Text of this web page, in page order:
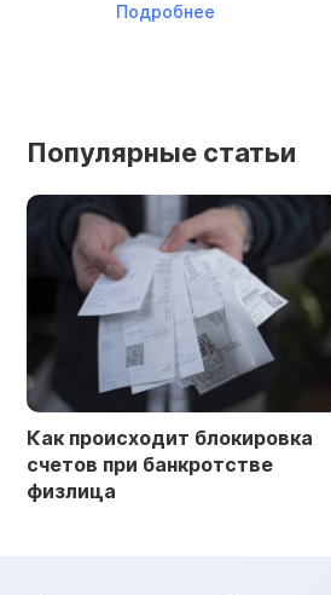
Подробнее
Популярные статьи
Как происходит блокировка
счетов при банкротстве
физлица